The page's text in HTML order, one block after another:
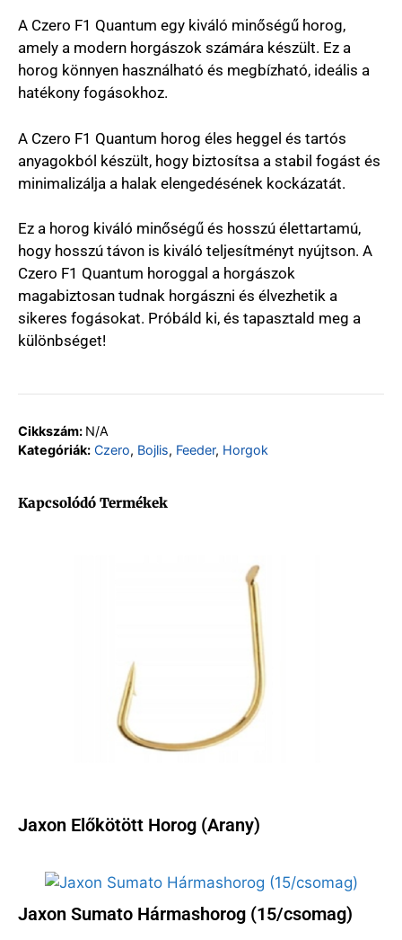
A Czero F1 Quantum egy kiváló minőségű horog,
amely a modern horgászok számára készült. Ez a
horog könnyen használható és megbízható, ideális a
hatékony fogásokhoz.
A Czero F1 Quantum horog éles heggel és tartós
anyagokból készült, hogy biztosítsa a stabil fogást és
minimalizálja a halak elengedésének kockázatát.
Ez a horog kiváló minőségű és hosszú élettartamú,
hogy hosszú távon is kiváló teljesítményt nyújtson. A
Czero F1 Quantum horoggal a horgászok
magabiztosan tudnak horgászni és élvezhetik a
sikeres fogásokat. Próbáld ki, és tapasztald meg a
különbséget!
Cikkszám: N/A
Kategóriák: Czero, Bojlis, Feeder, Horgok
Kapcsolódó Termékek
Jaxon Előkötött Horog (Arany)
Jaxon Sumato Hármashorog (15/csomag)